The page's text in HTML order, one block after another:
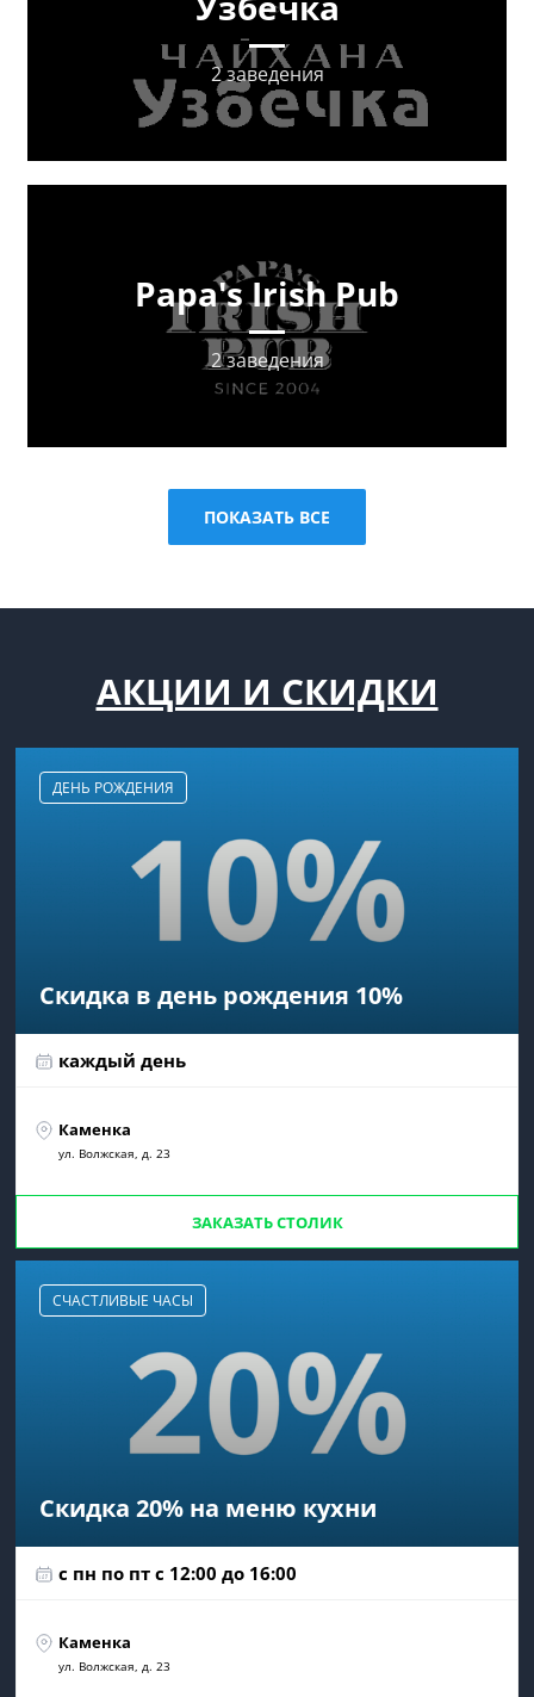
2 заведения
Papa's Irish Pub
2 заведения
ПОКАЗАТЬ ВСЕ
АКЦИИ И СКИДКИ
ДЕНЬ РОЖДЕНИЯ
Скидка в день рождения 10%
каждый день
Каменка
ул. Волжская, д. 23
ЗАКАЗАТЬ СТОЛИК
СЧАСТЛИВЫЕ ЧАСЫ
Скидка 20% на меню кухни
с пн по пт c 12:00 до 16:00
Каменка
ул. Волжская, д. 23